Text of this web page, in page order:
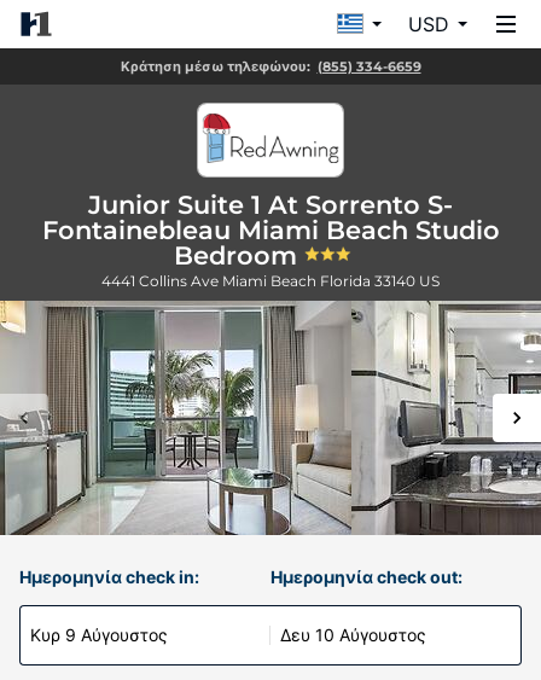
USD
Κράτηση μέσω τηλεφώνου: (855) 334-6659
Junior Suite 1 At Sorrento S-
Fontainebleau Miami Beach Studio
Bedroom
4441 Collins Ave Miami Beach Florida 33140 US
Ημερομηνία check in:
Κυρ 9 Αύγουστος
Ημερομηνία check out:
Δευ 10 Αύγουστος